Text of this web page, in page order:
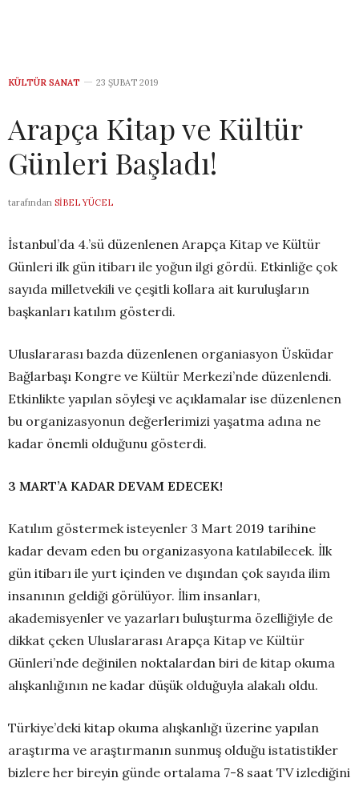
KÜLTÜR SANAT 23 ŞUBAT 2019
Arapça Kitap ve Kültür
Günleri Başladı!
tarafından SIBEL YÜCEL
İstanbul’da 4.’sü düzenlenen Arapça Kitap ve Kültür
Günleri ilk gün itibarı ile yoğun ilgi gördü. Etkinliğe çok
sayıda milletvekili ve çeşitli kollara ait kuruluşların
başkanları katılım gösterdi.
Uluslararası bazda düzenlenen organiasyon Üsküdar
Bağlarbaşı Kongre ve Kültür Merkezi’nde düzenlendi.
Etkinlikte yapılan söyleşi ve açıklamalar ise düzenlenen
bu organizasyonun değerlerimizi yaşatma adına ne
kadar önemli olduğunu gösterdi.
3 MART’A KADAR DEVAM EDECEK!
Katılım göstermek isteyenler 3 Mart 2019 tarihine
kadar devam eden bu organizasyona katılabilecek. İlk
gün itibarı ile yurt içinden ve dışından çok sayıda ilim
insanının geldiği görülüyor. İlim insanları,
akademisyenler ve yazarları buluşturma özelliğiyle de
dikkat çeken Uluslararası Arapça Kitap ve Kültür
Günleri’nde değinilen noktalardan biri de kitap okuma
alışkanlığının ne kadar düşük olduğuyla alakalı oldu.
Türkiye’deki kitap okuma alışkanlığı üzerine yapılan
araştırma ve araştırmanın sunmuş olduğu istatistikler
bizlere her bireyin günde ortalama 7-8 saat TV izlediğini